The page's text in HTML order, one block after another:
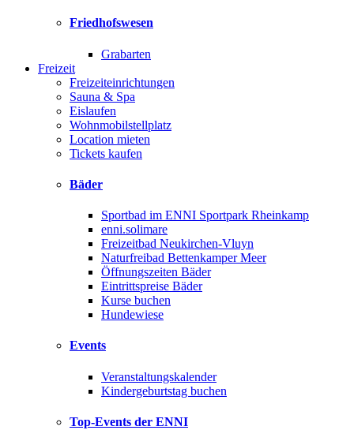
Friedhofswesen
Grabarten
Freizeit
Freizeiteinrichtungen
Sauna & Spa
Eislaufen
Wohnmobilstellplatz
Location mieten
Tickets kaufen
Bäder
Sportbad im ENNI Sportpark Rheinkamp
enni.solimare
Freizeitbad Neukirchen-Vluyn
Naturfreibad Bettenkamper Meer
Öffnungszeiten Bäder
Eintrittspreise Bäder
Kurse buchen
Hundewiese
Events
Veranstaltungskalender
Kindergeburtstag buchen
Top-Events der ENNI